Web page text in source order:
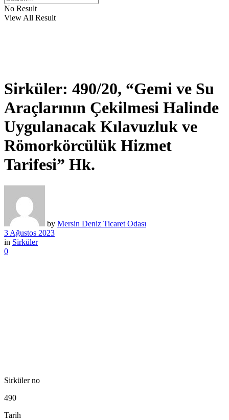
No Result
View All Result
Sirküler: 490/20, “Gemi ve Su
Araçlarının Çekilmesi Halinde
Uygulanacak Kılavuzluk ve
Römorkörcülük Hizmet
Tarifesi” Hk.
by Mersin Deniz Ticaret Odası
3 Ağustos 2023
in Sirküler
0
Sirküler no
490
Tarih